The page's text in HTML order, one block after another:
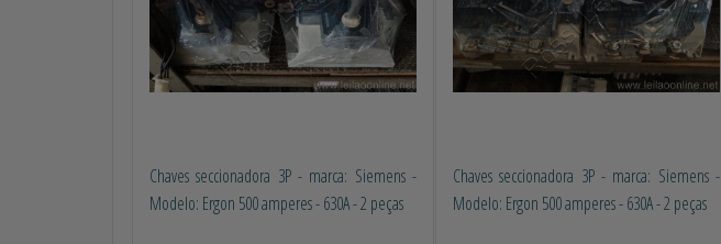
Chaves seccionadora 3P - marca: Siemens -
Modelo: Ergon 500 amperes - 630A - 2 peças
Chaves seccionadora 3P - marca: Siemens -
Modelo: Ergon 500 amperes - 630A - 2 peças